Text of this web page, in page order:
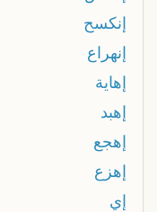
إنكسح
إنهراع
إهاية
إهبد
إهجع
إهزع
إي